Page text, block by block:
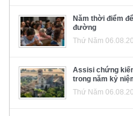
Năm thời điểm
đường
Thứ Năm
Assisi chứng
trong năm kỷ
Thứ Năm